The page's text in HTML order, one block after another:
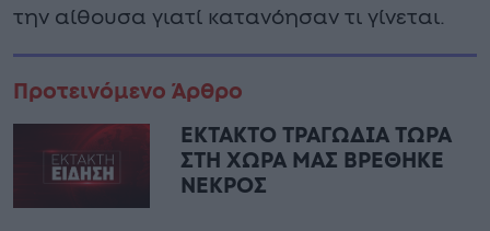
την αίθουσα γιατί κατανόησαν τι γίνεται.
Προτεινόμενο Άρθρο
ΕΚΤΑΚΤΟ ΤΡΑΓΩΔΙΑ ΤΩΡΑ
ΣΤΗ ΧΩΡΑ ΜΑΣ ΒΡΕΘΗΚΕ
ΝΕΚΡΟΣ